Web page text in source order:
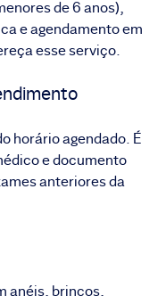
de 6 anos),
e agendamento em
esse serviço.
horário agendado. É
e documento
anteriores da
anéis, brincos,